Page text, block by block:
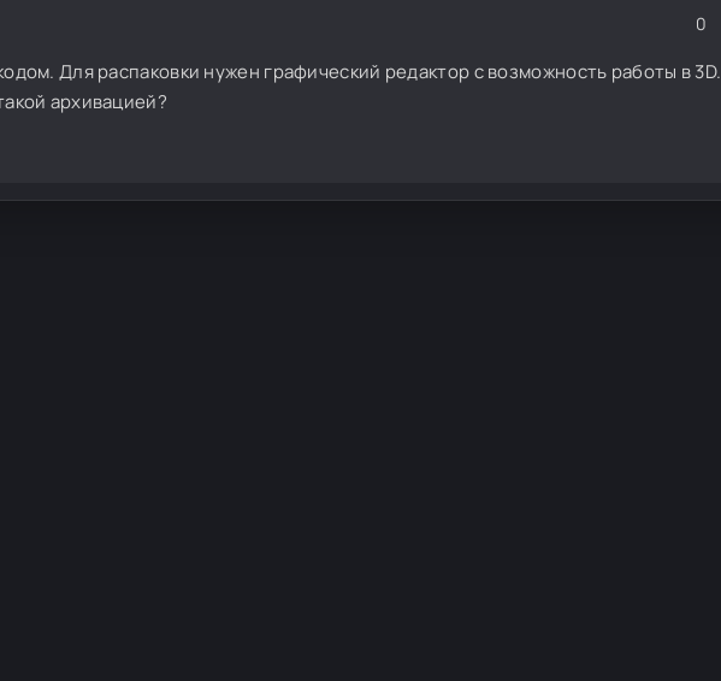
0
Для распаковки нужен графический редактор с возможность работы в 3D.
архивацией?